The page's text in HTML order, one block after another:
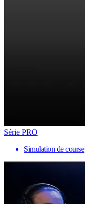
Série PRO
Simulation de course